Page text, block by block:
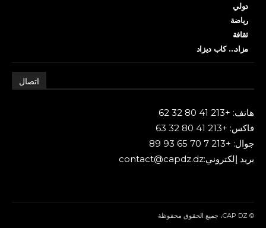
دولي
رياضة
ثقافة
مزاد… كاب ديزاد
اتصال
هاتف: +213 41 80 32 62
فاكس: +213 41 80 32 63
جوال: +213 7 70 65 93 89
بريد إلكتروني:contact@capdz.dz
© CAP DZ، جميع الحقوق محفوظة